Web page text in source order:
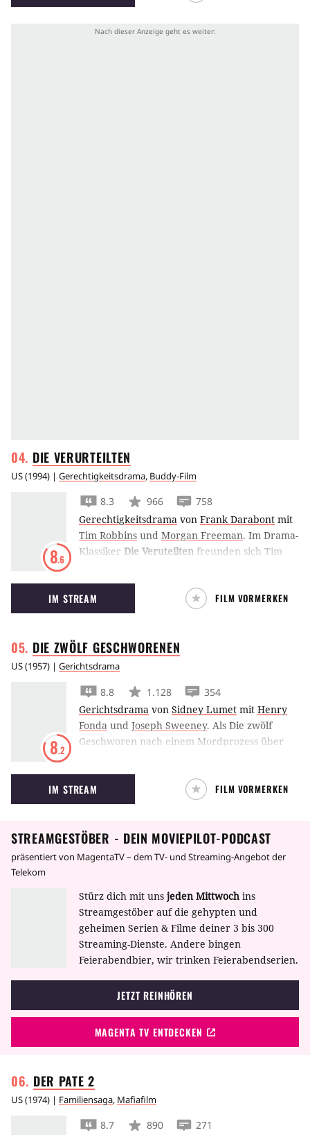
DIE VERURTEILTEN
US(1994) | Gerechtigkeitsdrama, Buddy-Film
8.6
8.3 966
758
Gerechtigkeitsdrama von Frank Darabont mit
Tim Robbins und Morgan Freeman. Im Drama-
Klassiker Die Veruteilten freunden sich Tim
an. Gemeinsam meistern sie den Alltag hinter
Gittern und die sadistischen Wärter.
IM STREAM FILM VORMERKEN
DIE ZWÖLF GESCHWORENEN
US(1957) | Gerichtsdrama
8.2
8.8 1.128
354
Gerichtsdrama von Sidney Lumet mit Henry
Fonda und Joseph Sweeney. Als Die zwölf
Geschworen nach einem Mordprozess über
scheint ihr Urteil schon beschlossen. Doch
Henry Fonda besteht auf einem berechtigen
Zweifel.
IM STREAM FILM VORMERKEN
STREAMGESTÖBER - DEIN MOVIEPILOT-PODCAST
präsentiert von MagentaTV – dem TV- und Streaming-Angebot der
Telekom
Stürz dich mit uns jeden Mittwoch ins
Streamgestöber auf die gehypten und
geheimen Serien & Filme deiner 3 bis 300
Streaming-Dienste. Andere bingen
Feierabendbier, wir trinken Feierabendserien.
JETZT REINHÖREN
MAGENTA TV ENTDECKEN
DER PATE2
US(1974) | Familiensaga, Mafiafilm
8.7 890 271